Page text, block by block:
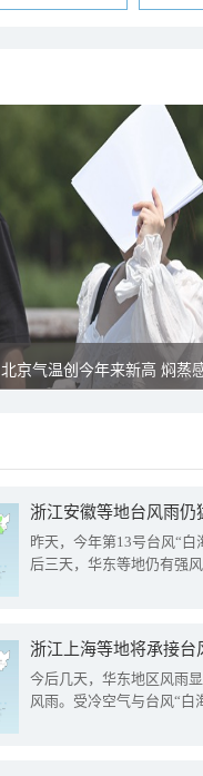
北京气温创今年来新高 焖蒸
浙江安徽等地台风雨
昨天，今年第13号台风“
后三天，华东等地仍有强
浙江上海等地将承接台
今后几天，华东地区风雨
风雨。受冷空气与台风“白